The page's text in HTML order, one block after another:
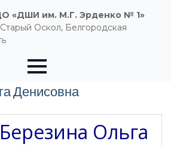
«ДШИ им. М.Г. Эрденко № 1»
Оскол, Белгородская
Денисовна
Березина Ольга